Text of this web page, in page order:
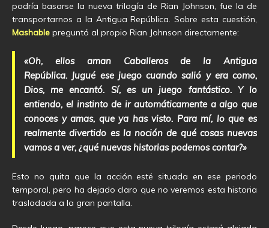
podría basarse la nueva trilogía de Rian Johnson, fue la de
transportarnos a la Antigua República. Sobre esta cuestión,
Mashable preguntó al propio Rian Johnson directamente:
«Oh, ellos aman Caballeros de la Antigua
República. Jugué ese juego cuando salió y era como,
Dios, me encantó. Sí, es un juego fantástico. Y lo
entiendo, el instinto de ir automáticamente a algo que
conoces y amas, que ya has visto. Para mí, lo que es
realmente divertido es la noción de qué cosas nuevas
vamos a ver, ¿qué nuevas historias podemos contar?»
Esto no quita que la acción esté situada en ese periodo
temporal, pero ha dejado claro que no veremos esta historia
trasladada a la gran pantalla.